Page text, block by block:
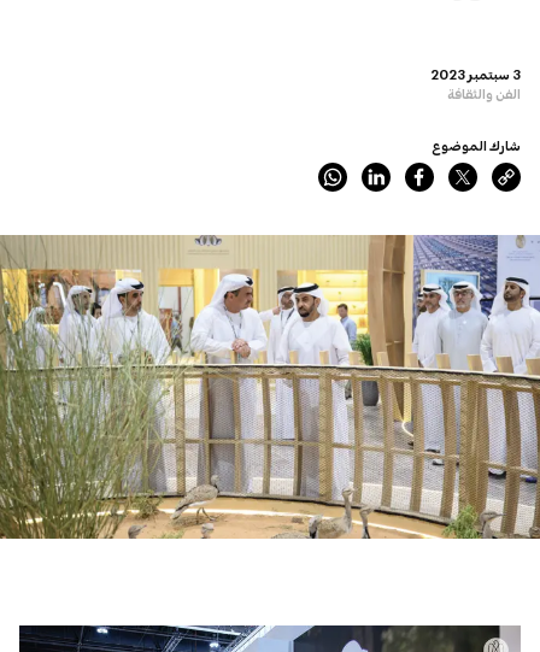
3 سبتمبر 2023
الفن والثقافة
شارك الموضوع